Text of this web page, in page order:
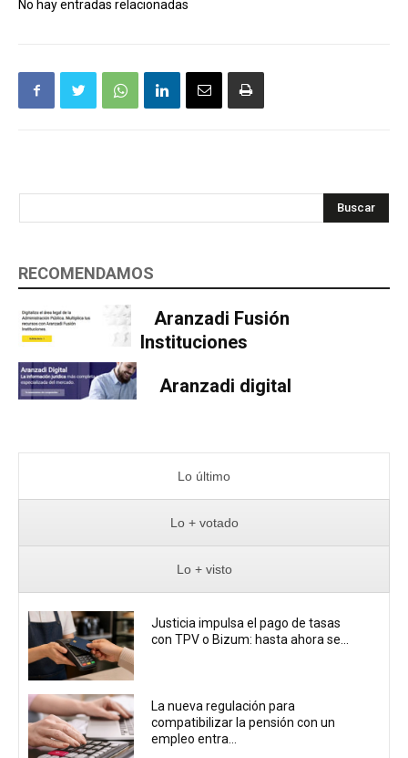
No hay entradas relacionadas
Buscar
RECOMENDAMOS
Aranzadi Fusión
Instituciones
Aranzadi digital
Lo último
Lo + votado
Lo + visto
Justicia impulsa el pago de tasas
con TPV o Bizum: hasta ahora se...
La nueva regulación para
compatibilizar la pensión con un
empleo entra...